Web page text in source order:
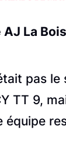
AJ La
pas le
TT 9,
équipe